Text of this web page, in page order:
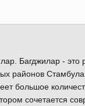
Багджилар -
районов
большое
сочетается